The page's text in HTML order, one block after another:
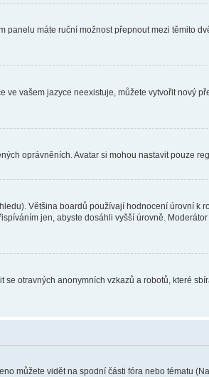
máte ruční možnost přepnout mezi těmito
vašem jazyce neexistuje, můžete vytvořit nový
oprávněních. Avatar si mohou nastavit pouze
Většina boardů používají hodnocení úrovní k
jen, abyste dosáhli vyšší úrovně.
otravných anonymních vzkazů a robotů, které
můžete vidět na spodní části fóra nebo tématu